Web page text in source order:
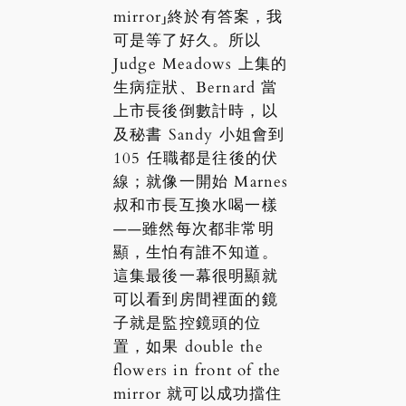
mirror」終於有答案，我
可是等了好久。所以
Judge Meadows 上集的
生病症狀、Bernard 當
上市長後倒數計時，以
及秘書 Sandy 小姐會到
105 任職都是往後的伏
線；就像一開始 Marnes
叔和市長互換水喝一樣
——雖然每次都非常明
顯，生怕有誰不知道。
這集最後一幕很明顯就
可以看到房間裡面的鏡
子就是監控鏡頭的位
置，如果 double the
flowers in front of the
mirror 就可以成功擋住